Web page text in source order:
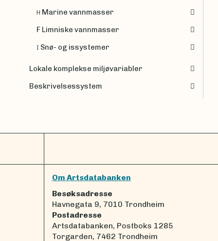
H Marine vannmasser
F Limniske vannmasser
I Snø- og issystemer
Lokale komplekse miljøvariabler
Beskrivelsessystem
Om Artsdatabanken
Besøksadresse
Havnegata 9, 7010 Trondheim
Postadresse
Artsdatabanken, Postboks 1285
Torgarden, 7462 Trondheim